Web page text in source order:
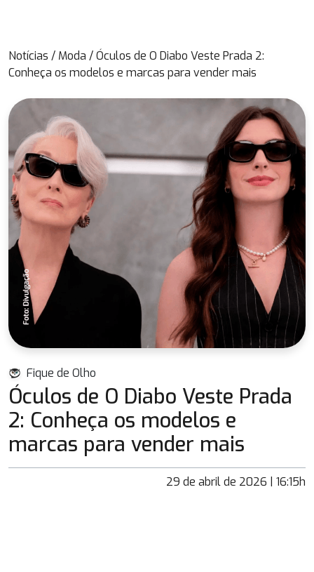
Notícias / Moda /Óculos de O Diabo Veste Prada 2:
Conheça os modelos e marcas para vender mais
Fique de Olho
Óculos de O Diabo Veste Prada
2: Conheça os modelos e
marcas para vender mais
29 de abril de 2026 | 16:15h